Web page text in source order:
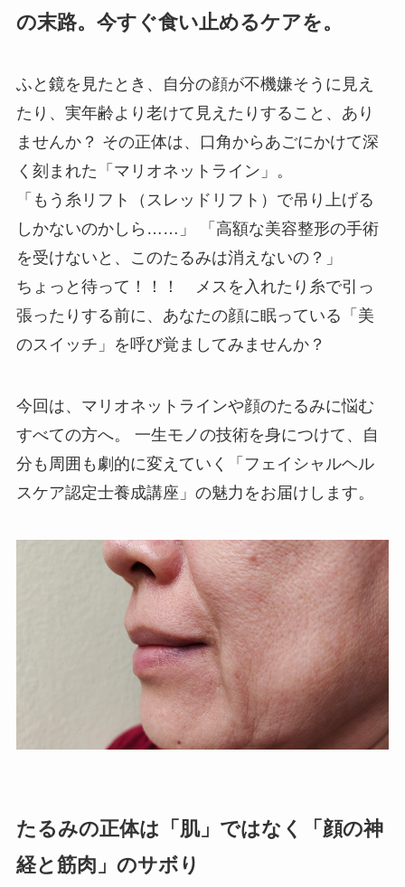
の末路。今すぐ食い止めるケアを。
ふと鏡を見たとき、自分の顔が不機嫌そうに見え
たり、実年齢より老けて見えたりすること、あり
ませんか？ その正体は、口角からあごにかけて深
く刻まれた「マリオネットライン」。
「もう糸リフト（スレッドリフト）で吊り上げる
しかないのかしら……」 「高額な美容整形の手術
を受けないと、このたるみは消えないの？」
ちょっと待って！！！ メスを入れたり糸で引っ
張ったりする前に、あなたの顔に眠っている「美
のスイッチ」を呼び覚ましてみませんか？
今回は、マリオネットラインや顔のたるみに悩む
すべての方へ。 一生モノの技術を身につけて、自
分も周囲も劇的に変えていく「フェイシャルヘル
スケア認定士養成講座」の魅力をお届けします。
たるみの正体は「肌」ではなく「顔の神
経と筋肉」のサボり